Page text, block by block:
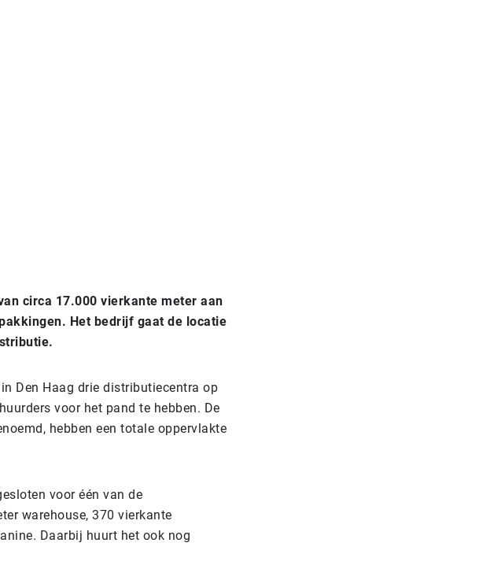
circa 17.000 vierkante meter aan
Het bedrijf gaat de locatie
Den Haag drie distributiecentra op
voor het pand te hebben. De
hebben een totale oppervlakte
voor één van de
warehouse, 370 vierkante
Daarbij huurt het ook nog